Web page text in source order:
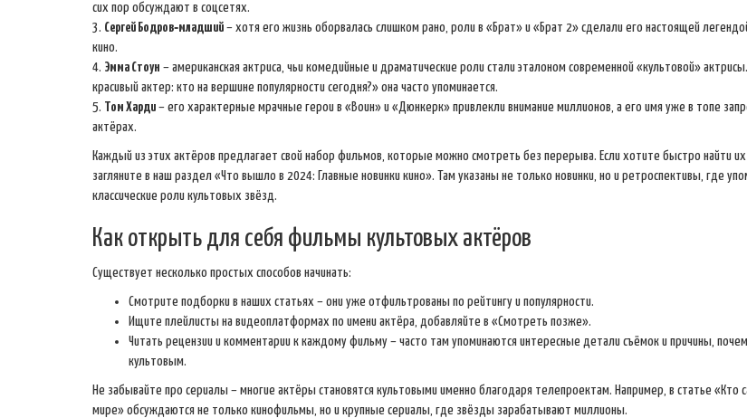
сих пор обсуждают в соцсетях.
3. Сергей Бодров‑младший – хотя его жизнь оборвалась слишком рано, роли в «Брат» и «Брат 2» сделали его настоящей
кино.
4. Эмма Стоун – американская актриса, чьи комедийные и драматические роли стали эталоном современной «культовой»
красивый актер: кто на вершине популярности сегодня?» она часто упоминается.
5. Том Харди – его характерные мрачные герои в «Воин» и «Дюнкерк» привлекли внимание миллионов, а его имя уже в топе
актёрах.
Каждый из этих актёров предлагает свой набор фильмов, которые можно смотреть без перерыва. Если хотите быстро найти
загляните в наш раздел «Что вышло в 2024: Главные новинки кино». Там указаны не только новинки, но и ретроспективы, где
классические роли культовых звёзд.
Как открыть для себя фильмы культовых актёров
Существует несколько простых способов начинать:
Смотрите подборки в наших статьях – они уже отфильтрованы по рейтингу и популярности.
Ищите плейлисты на видеоплатформах по имени актёра, добавляйте в «Смотреть позже».
Читать рецензии и комментарии к каждому фильму – часто там упоминаются интересные детали съёмок и причины,
культовым.
Не забывайте про сериалы – многие актёры становятся культовыми именно благодаря телепроектам. Например, в статье «Кто
мире» обсуждаются не только кинофильмы, но и крупные сериалы, где звёзды зарабатывают миллионы.